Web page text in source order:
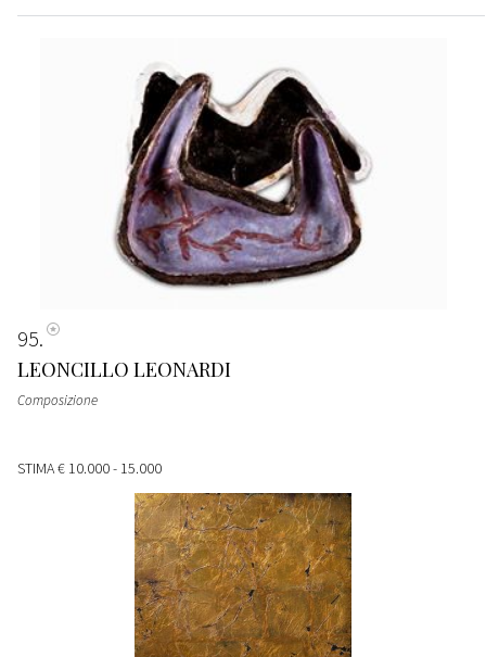
95
LEONCILLO LEONARDI
Composizione
STIMA€ 10.000 - 15.000